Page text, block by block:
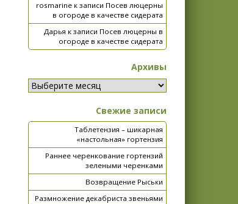
rosmarine к записи Посев люцерны
в огороде в качестве сидерата
Дарья к записи Посев люцерны в
огороде в качестве сидерата
Архивы
Свежие записи
Таблетензия – шикарная
«настольная» гортензия
Раннее черенкование гортензий
зелеными черенками
Возвращение Рыськи
Размножение декабриста звеньями